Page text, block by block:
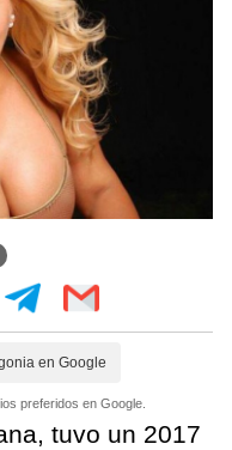
en Google
preferidos en Google.
tuvo un 2017